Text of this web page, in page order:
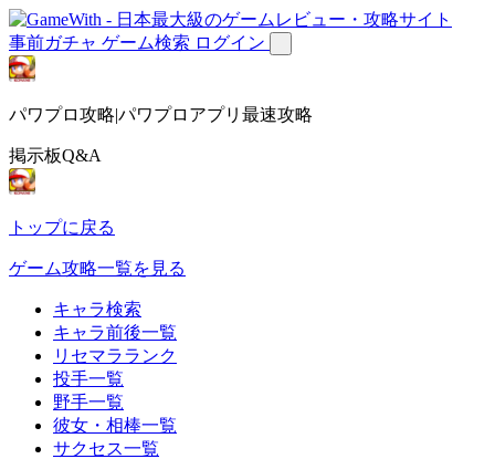
事前ガチャ ゲーム検索 ログイン
パワプロ攻略|パワプロアプリ最速攻略
掲示板Q&A
トップに戻る
ゲーム攻略一覧を見る
キャラ検索
キャラ前後一覧
リセマラランク
投手一覧
野手一覧
彼女・相棒一覧
サクセス一覧